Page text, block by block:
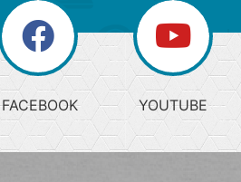
FACEBOOK YOUTUBE